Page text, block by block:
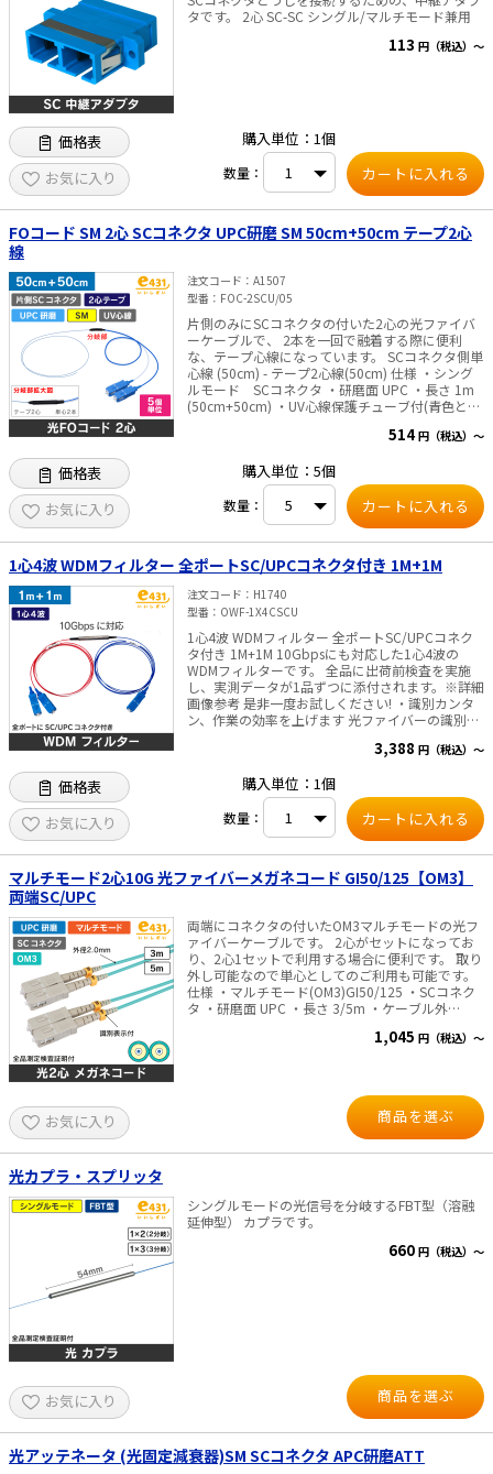
タです。 2心 SC-SC シングル/マルチモード兼用
113 円（税込）～
価格表
お気に入り
購入単位：1個
数量：
FOコード SM 2心 SCコネクタ UPC研磨 SM 50cm+50cm テープ2心
線
注文コード
A1507
型番
FOC-2SCU/05
片側のみにSCコネクタの付いた2心の光ファイバ
ーケーブルで、 2本を一回で融着する際に便利
な、テープ心線になっています。 SCコネクタ側単
心線 (50cm) - テープ2心線(50cm) 仕様 ・シング
ルモード SCコネクタ ・研磨面 UPC ・長さ 1m
(50cm+50cm) ・UV心線保護チューブ付(青色と白
514 円（税込）～
価格表
お気に入り
購入単位：5個
数量：
1心4波 WDMフィルター 全ポートSC/UPCコネクタ付き 1M+1M
注文コード
H1740
型番
OWF-1X4CSCU
1心4波 WDMフィルター 全ポートSC/UPCコネク
タ付き 1M+1M 10Gbpsにも対応した1心4波の
WDMフィルターです。 全品に出荷前検査を実施
し、実測データが1品ずつに添付されます。※詳細
画像参考 是非一度お試しください! ・識別カンタ
ン、作業の効率を上げます 光ファイバーの識別
PAS:青)と同色による保護チューブを採用しており
REF、PAS)のチューブが施されている為、識別の
ミスが発生しません。 ・SC/UPCコネクタが加工
済みで省施工です。 波長範囲:1260~1580nm 透過
波長:1550~1560nm 反射波長:1260~1360nm、
1480~1500nm、1574~1580nm
3,388 円（税込）～
価格表
お気に入り
購入単位：1個
数量：
マルチモード2心10G 光ファイバーメガネコード GI50/125【OM3】
両端SC/UPC
両端にコネクタの付いたOM3マルチモードの光フ
ァイバーケーブルです。 2心がセットになってお
り、2心1セットで利用する場合に便利です。 取り
外し可能なので単心としてのご利用も可能です。
仕様 ・マルチモード(OM3)GI50/125 ・SCコネク
タ ・研磨面 UPC ・長さ 3/5m ・ケーブル外
全商品に出荷前測定を行い「挿入損失」「リター
1,045 円（税込）～
お気に入り 商品を選ぶ
光カプラ・スプリッタ
シングルモードの光信号を分岐するFBT型（溶融
延伸型） カプラです。
660 円（税込）～
お気に入り 商品を選ぶ
光アッテネータ (光固定減衰器)SM SCコネクタ APC研磨ATT